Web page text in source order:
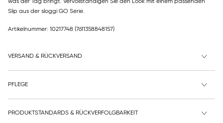
was der Tag bringt. Vervollständigen Sie den Look mit einem passenden
Slip aus der sloggi GO Serie.
Artikelnummer: 10217748 (7611358848157)
VERSAND & RÜCKVERSAND
PFLEGE
PRODUKTSTANDARDS & RÜCKVERFOLGBARKEIT